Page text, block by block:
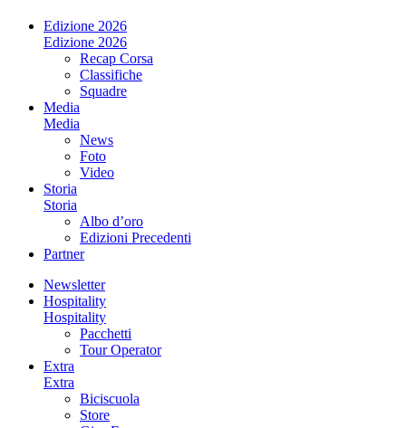
Edizione 2026
Edizione 2026
Recap Corsa
Classifiche
Squadre
Media
Media
News
Foto
Video
Storia
Storia
Albo d’oro
Edizioni Precedenti
Partner
Newsletter
Hospitality
Hospitality
Pacchetti
Tour Operator
Extra
Extra
Biciscuola
Store